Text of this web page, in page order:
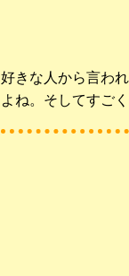
好きな人から言わ
よね。そしてすご